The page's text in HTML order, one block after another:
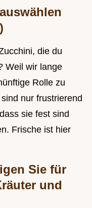
die du
Weil wir lange
Rolle zu
nur frustrierend
sie fest sind
Frische ist hier
Sie für
und